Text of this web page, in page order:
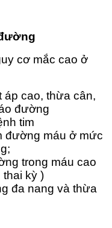
cơ mắc cao ở
áp cao, thừa cân,
đường
tim
đường máu ở mức
trong máu cao
thai kỳ )
đa nang và thừa